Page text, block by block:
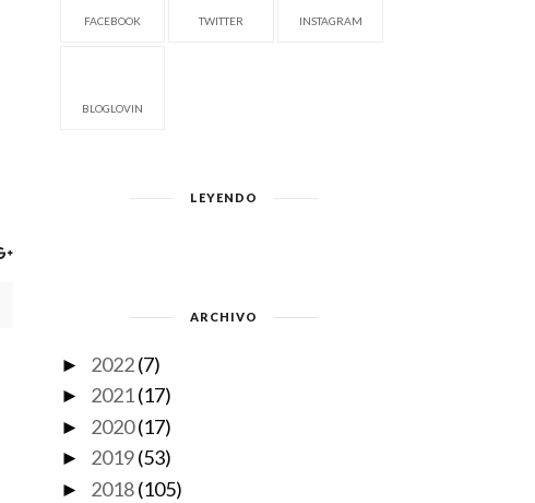
FACEBOOK TWITTER INSTAGRAM
BLOGLOVIN
LEYENDO
ARCHIVO
► 2022 (7)
► 2021 (17)
► 2020 (17)
► 2019 (53)
► 2018 (105)